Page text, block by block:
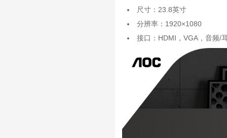
尺寸：23.8英寸
分辨率：1920×1080
接口：HDMI，VGA，音频/